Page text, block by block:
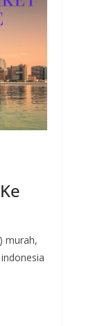
murah,